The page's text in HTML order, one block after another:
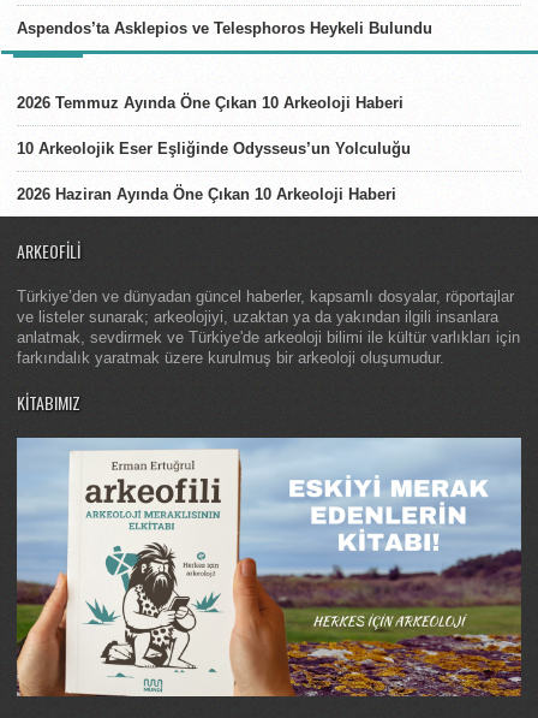
Aspendos’ta Asklepios ve Telesphoros Heykeli Bulundu
2026 Temmuz Ayında Öne Çıkan 10 Arkeoloji Haberi
10 Arkeolojik Eser Eşliğinde Odysseus’un Yolculuğu
2026 Haziran Ayında Öne Çıkan 10 Arkeoloji Haberi
ARKEOFILI
Türkiye’den ve dünyadan güncel haberler, kapsamlı dosyalar, röportajlar
ve listeler sunarak; arkeolojiyi, uzaktan ya da yakından ilgili insanlara
anlatmak, sevdirmek ve Türkiye'de arkeoloji bilimi ile kültür varlıkları için
farkındalık yaratmak üzere kurulmuş bir arkeoloji oluşumudur.
KITABIMIZ